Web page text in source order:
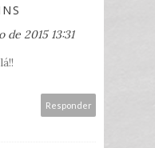
2015 13:31
Responder